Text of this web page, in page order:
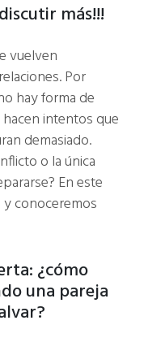
más!!!
vuelven
Por
hay forma de
intentos que
demasiado.
o la única
En este
conoceremos
¿cómo
una pareja